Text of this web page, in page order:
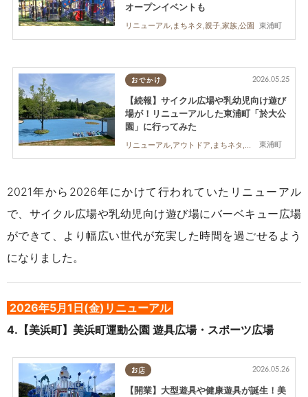
東浦町
オープンイベントも
リニューアル,まちネタ,親子,家族,公園
おでかけ
東浦町
2026.05.25
【続報】サイクル広場や乳幼児向け遊び
場が！リニューアルした東浦町「於大公
園」に行ってみた
リニューアル,アウトドア,まちネタ,行ってみたレポ,親子,家族,公園
2021年から2026年にかけて行われていたリニューアル
で、 サイクル広場や乳幼児向け遊び場にバーベキュー広場
ができて、より幅広い世代が充実した時間を過ごせるよう
になり ました。
2026年5月1日(金)リニューアル
4.【美浜町】 美浜町運動公園 遊具広場・スポーツ広場
お店 2026.05.26
【開業】大型遊具や健康遊具が誕生！美